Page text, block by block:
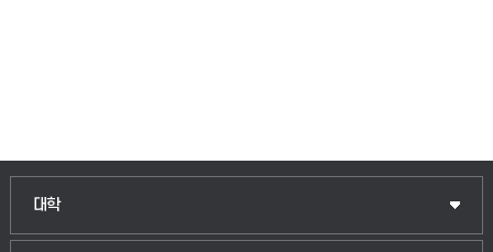
대학
인문융합공공인재학부